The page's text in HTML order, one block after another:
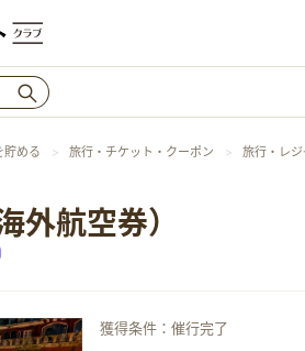
貯める 旅行・チケット・クーポン 旅行・レ
外航空券）
獲得条件：催行完了